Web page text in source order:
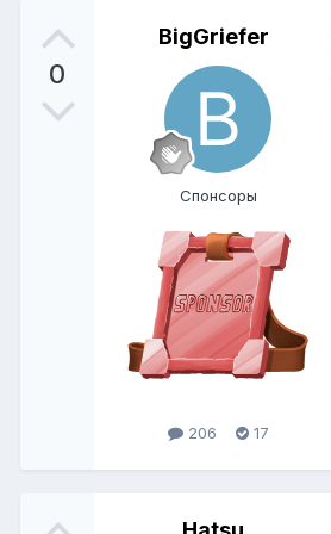
0
BigGriefer
Спонсоры
206 17